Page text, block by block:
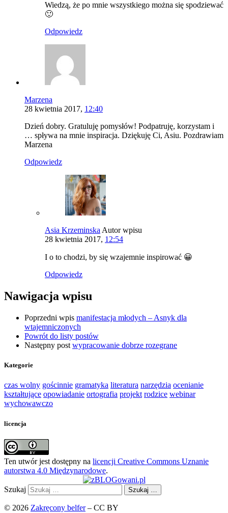
Wiedzą, że po mnie wszystkiego można się spodziewać
🙂
Odpowiedz
Marzena
28 kwietnia 2017, 12:40
Dzień dobry. Gratuluję pomysłów! Podpatruję, korzystam i
… spływa na mnie inspiracja. Dziękuję Ci, Asiu. Pozdrawiam
Marzena
Odpowiedz
Asia Krzeminska Autor wpisu
28 kwietnia 2017, 12:54
I o to chodzi, by się wzajemnie inspirować 😀
Odpowiedz
Nawigacja wpisu
Poprzedni wpis manifestacja młodych – Asnyk dla
wtajemniczonych
Powrót do listy postów
Następny post wypracowanie dobrze rozegrane
Kategorie
czas wolny gościnnie gramatyka literatura narzędzia ocenianie
kształtujące opowiadanie ortografia projekt rodzice webinar
wychowawczo
licencja
Ten utwór jest dostępny na licencji Creative Commons Uznanie
autorstwa 4.0 Międzynarodowe.
Szukaj Szukaj …
© 2026 Zakręcony belfer– CC BY